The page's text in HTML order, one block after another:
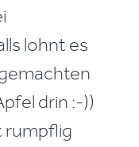
lohnt es
drin :-))
rumpflig